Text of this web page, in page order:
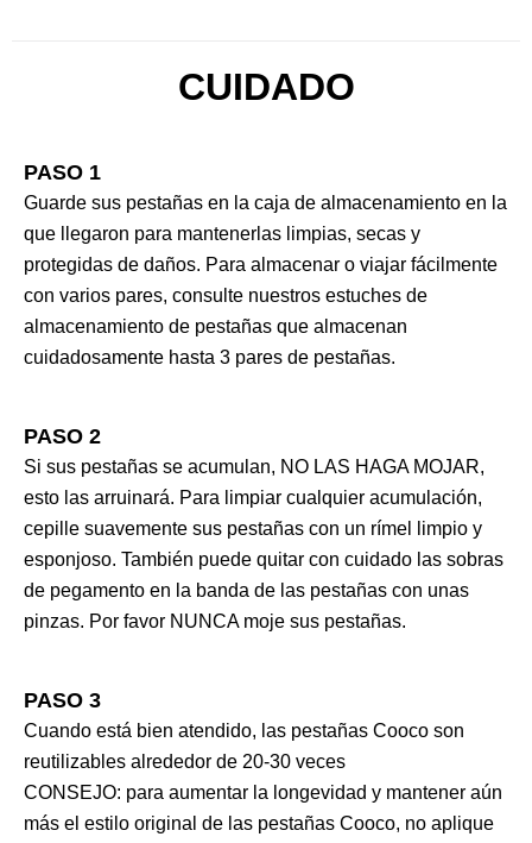
CUIDADO
PASO 1
Guarde sus pestañas en la caja de almacenamiento en la
que llegaron para mantenerlas limpias, secas y
protegidas de daños. Para almacenar o viajar fácilmente
con varios pares, consulte nuestros estuches de
almacenamiento de pestañas que almacenan
cuidadosamente hasta 3 pares de pestañas.
PASO 2
Si sus pestañas se acumulan, NO LAS HAGA MOJAR,
esto las arruinará. Para limpiar cualquier acumulación,
cepille suavemente sus pestañas con un rímel limpio y
esponjoso. También puede quitar con cuidado las sobras
de pegamento en la banda de las pestañas con unas
pinzas. Por favor NUNCA moje sus pestañas.
PASO 3
Cuando está bien atendido, las pestañas Cooco son
reutilizables alrededor de 20-30 veces
CONSEJO: para aumentar la longevidad y mantener aún
más el estilo original de las pestañas Cooco, no aplique